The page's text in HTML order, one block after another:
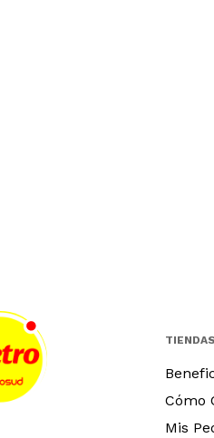
Cómo
Mis